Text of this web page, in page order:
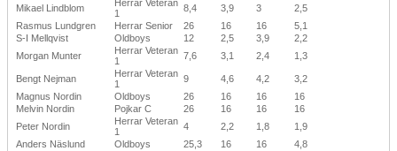
Mikael Lindblom
Herrar Veteran
1
8,4 3,9 3
2,5
Rasmus Lundgren
Herrar Senior 26 16 16
5,1
S-I Mellqvist
Oldboys 12 2,5 3,9
2,2
Morgan Munter
Herrar Veteran
1
7,6 3,1 2,4 1,3
Bengt Nejman
Herrar Veteran
1
9 4,6 4,2
3,2
Magnus Nordin
Oldboys 26 16 16
16
Melvin Nordin
Pojkar C 26 16 16
16
Peter Nordin
Herrar Veteran
1
4 2,2 1,8
1,9
Anders Näslund
Oldboys 25,3 16 16
4,8